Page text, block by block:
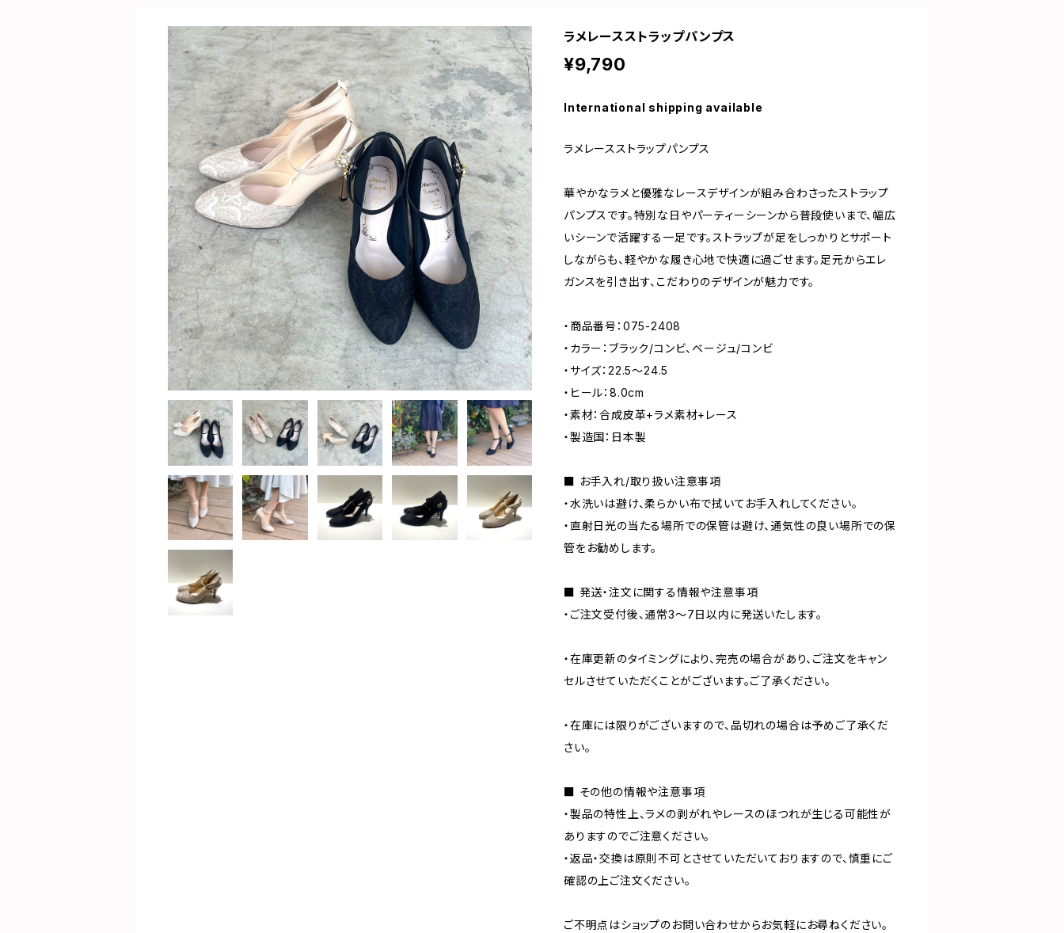
ラメレースストラップパンプス
¥9,790
International shipping available
ラメレースストラップパンプス
華やかなラメと優雅なレースデザインが組み合わさったストラップ
パンプスです。特別な日やパーティーシーンから普段使いまで、幅広
いシーンで活躍する一足です。ストラップが足をしっかりとサポート
しながらも、軽やかな履き心地で快適に過ごせます。足元からエレ
ガンスを引き出す、こだわりのデザインが魅力です。
・商品番号：075-2408
・カラー：ブラック/コンビ、ベージュ/コンビ
・サイズ：22.5〜24.5
・ヒール：8.0cm
・素材：合成皮革+ラメ素材+レース
・製造国：日本製
■ お手入れ/取り扱い注意事項
・水洗いは避け、柔らかい布で拭いてお手入れしてください。
・直射日光の当たる場所での保管は避け、通気性の良い場所での保
管をお勧めします。
■ 発送・注文に関する情報や注意事項
・ご注文受付後、通常3〜7日以内に発送いたします。
・在庫更新のタイミングにより、完売の場合があり、ご注文をキャン
セルさせていただくことがございます。ご了承ください。
・在庫には限りがございますので、品切れの場合は予めご了承くだ
さい。
■ その他の情報や注意事項
・製品の特性上、ラメの剥がれやレースのほつれが生じる可能性が
ありますのでご注意ください。
・返品・交換は原則不可とさせていただいておりますので、慎重にご
確認の上ご注文ください。
ご不明点はショップのお問い合わせからお気軽にお尋ねください。